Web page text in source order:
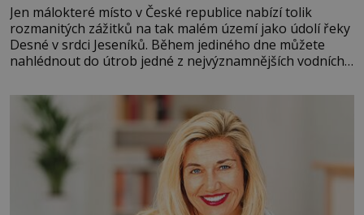
Jen málokteré místo v České republice nabízí tolik
rozmanitých zážitků na tak malém území jako údolí řeky
Desné v srdci Jeseníků. Během jediného dne můžete
nahlédnout do útrob jedné z nejvýznamnějších vodních
se na koloběžce a den zakončit poznáváním památek ve
Velkých Losinách nebo v termálním